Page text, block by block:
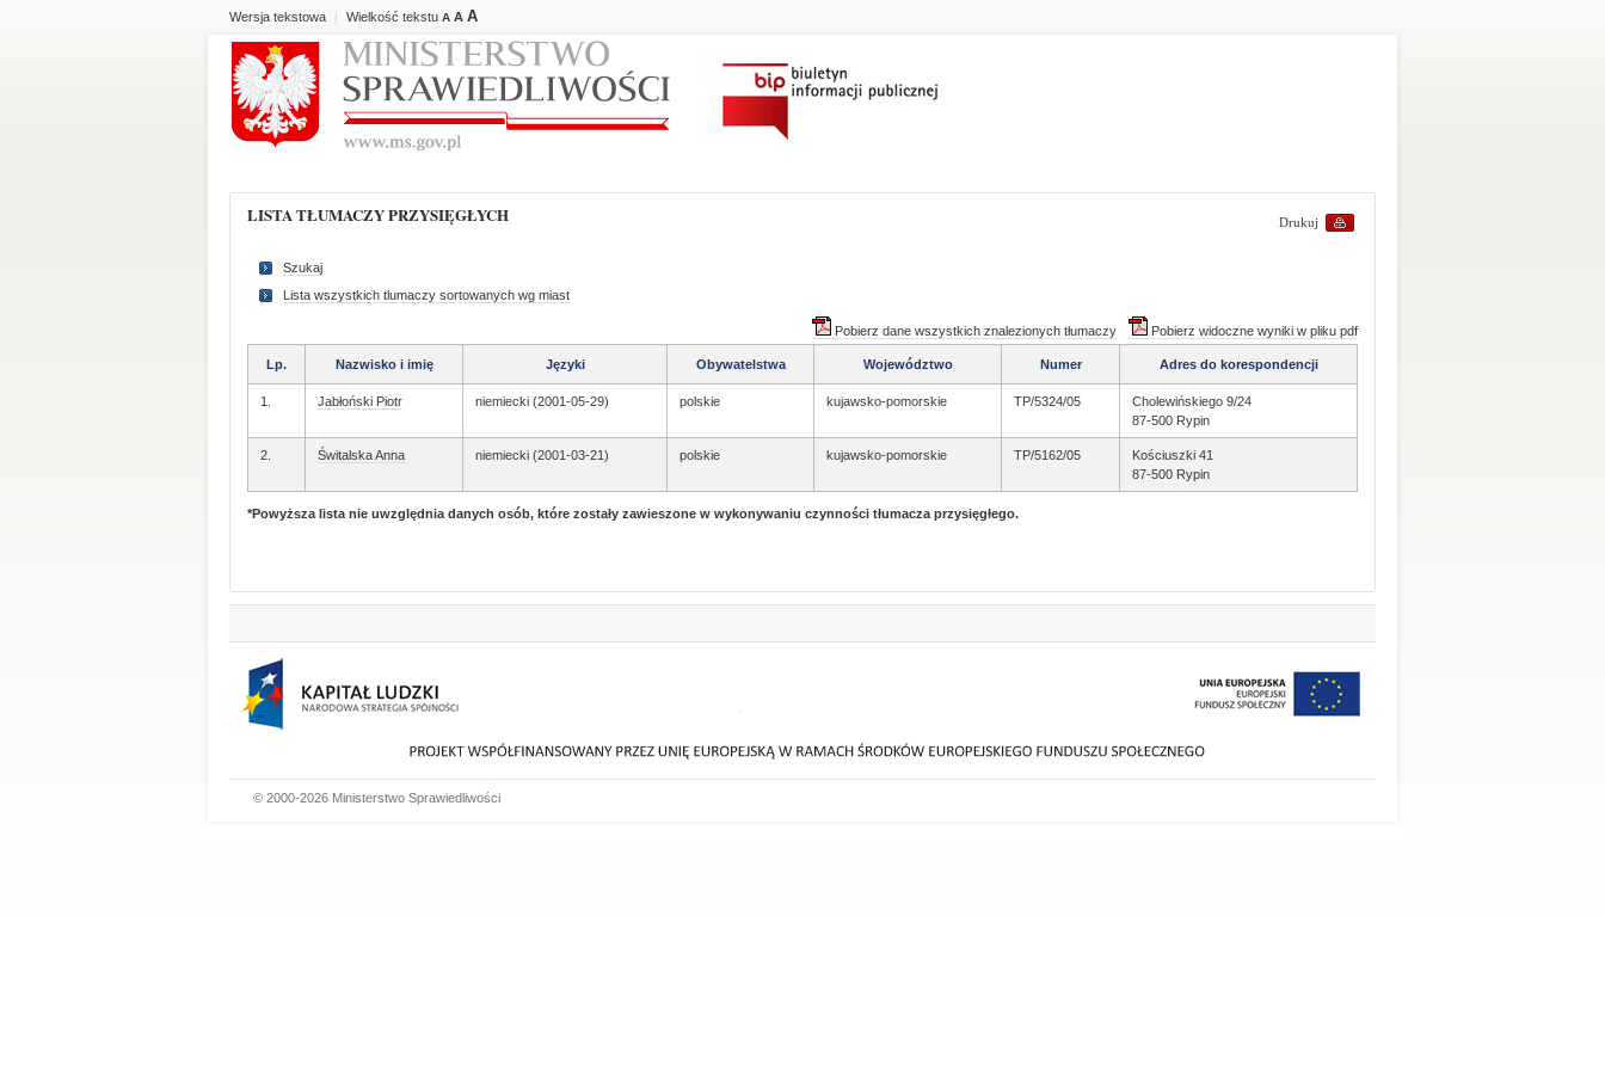
Wersja tekstowa | Wielkość tekstu A A A
Drukuj
LISTA TŁUMACZY PRZYSIĘGŁYCH
Szukaj
Lista wszystkich tlumaczy sortowanych wg miast
Pobierz widoczne wyniki w pliku pdf
Pobierz dane wszystkich znalezionych tłumaczy
Lp. Nazwisko i imię Języki Obywatelstwa Województwo Numer Adres do korespondencji
1. Jabłoński Piotr niemiecki (2001-05-29) polskie kujawsko-pomorskie TP/5324/05
Cholewińskiego 9/24
87-500 Rypin
2. Świtalska Anna niemiecki (2001-03-21) polskie kujawsko-pomorskie TP/5162/05
Kościuszki 41
87-500 Rypin
*Powyższa lista nie uwzględnia danych osób, które zostały zawieszone w wykonywaniu czynności tłumacza przysięgłego.
© 2000-2026 Ministerstwo Sprawiedliwości